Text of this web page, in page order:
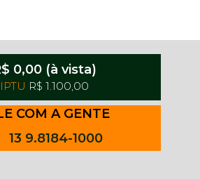
0,00 (à vista)
IPTU R$ 1.100,00
COM A GENTE
13 9.8184-1000